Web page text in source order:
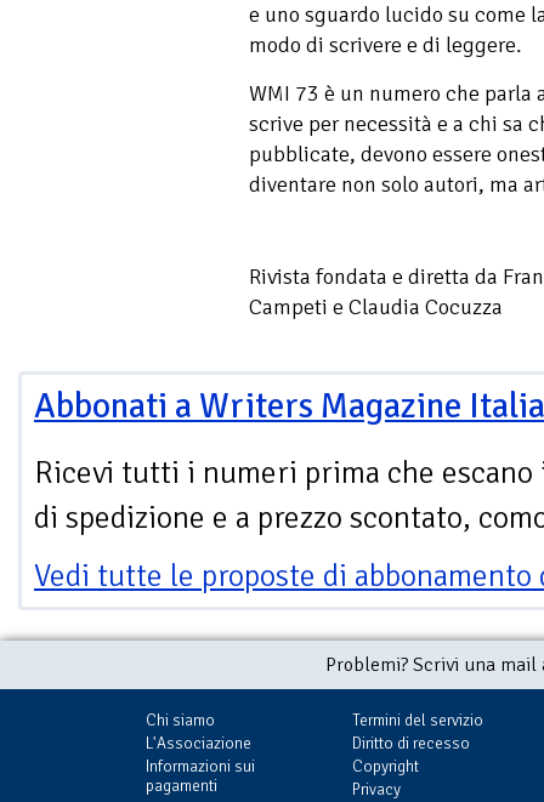
e uno sguardo lucido su come
modo di scrivere e di leggere.
WMI 73 è un numero che
scrive per necessità e a chi sa
pubblicate, devono essere
diventare non solo autori, ma
Rivista fondata e diretta da
Campeti e Claudia Cocuzza
Abbonati a Writers Magazine Italia
Ricevi tutti i numeri prima che escano
di spedizione e a prezzo scontato,
Vedi tutte le proposte di
Problemi? Scrivi una
Chi siamo
L'Associazione
Informazioni sui
pagamenti
Termini del servizio
Diritto di recesso
Copyright
Privacy